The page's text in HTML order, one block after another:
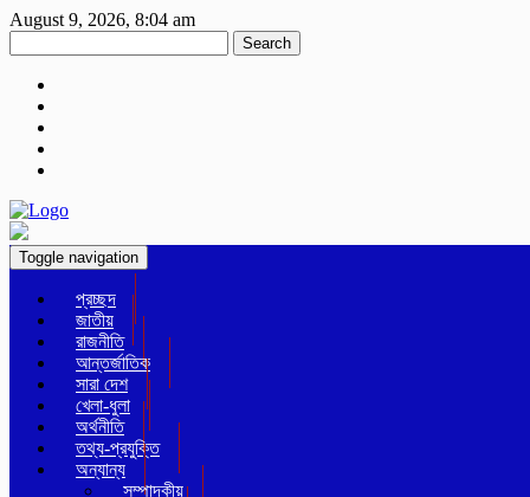
August 9, 2026, 8:04 am
Search
Toggle navigation
প্রচ্ছদ
জাতীয়
রাজনীতি
আন্তর্জাতিক
সারা দেশ
খেলা-ধুলা
অর্থনীতি
তথ্য-প্রযুক্তি
অন্যান্য
সম্পাদকীয়